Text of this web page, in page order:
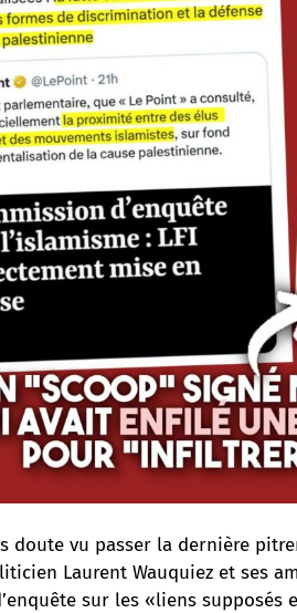
doute vu passer la dernière
Laurent Wauquiez et ses
sur les «liens